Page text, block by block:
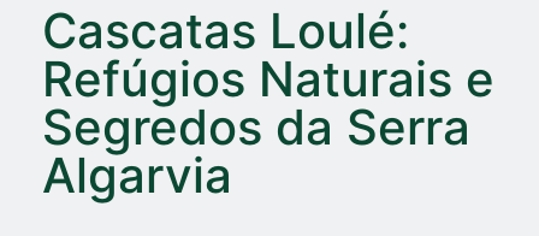
Cascatas Loulé:
Refúgios Naturais e
Segredos da Serra
Algarvia